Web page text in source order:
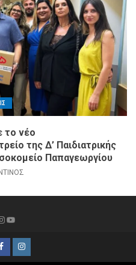
το νέο
της Δ’ Παιδιατρικής
Παπαγεωργίου